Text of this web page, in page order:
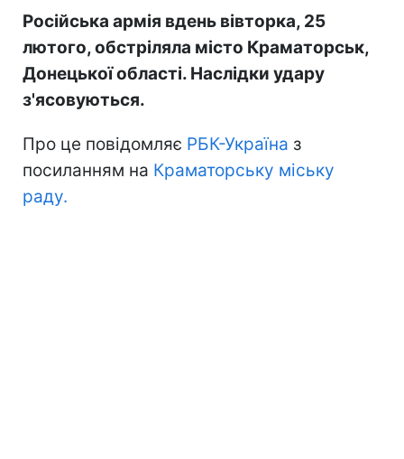
Російська армія вдень вівторка, 25
лютого, обстріляла місто Краматорськ,
Донецької області. Наслідки удару
з'ясовуються.
Про це повідомляє РБК-Україна з
посиланням на Краматорську міську
раду.